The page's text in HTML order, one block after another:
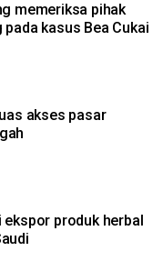
memeriksa pihak
pada kasus Bea Cukai
akses pasar
produk herbal